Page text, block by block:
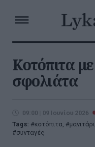
Κοτόπιτα
σφολιάτα
09:00 | 09 Ιουνίου 2026
Tags:
κοτόπιτα,
συνταγές